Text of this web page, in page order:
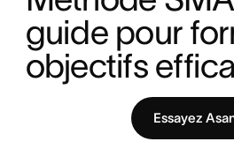
guide pour
objectifs
Essayez